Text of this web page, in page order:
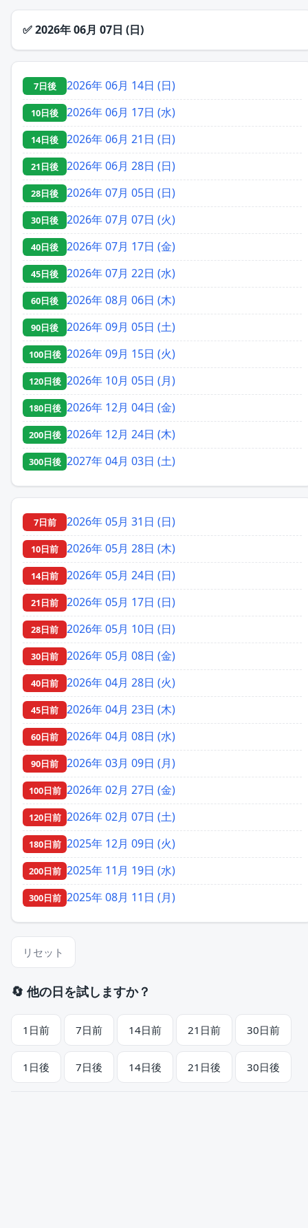
✅2026年 06月 07日 (日)
7日後 2026年 06月 14日 (日)
10日後 2026年 06月 17日 (水)
14日後 2026年 06月 21日 (日)
21日後 2026年 06月 28日 (日)
28日後 2026年 07月 05日 (日)
30日後 2026年 07月 07日 (火)
40日後 2026年 07月 17日 (金)
45日後 2026年 07月 22日 (水)
60日後 2026年 08月 06日 (木)
90日後 2026年 09月 05日 (土)
100日後 2026年 09月 15日 (火)
120日後 2026年 10月 05日 (月)
180日後 2026年 12月 04日 (金)
200日後 2026年 12月 24日 (木)
300日後 2027年 04月 03日 (土)
7日前 2026年 05月 31日 (日)
10日前 2026年 05月 28日 (木)
14日前 2026年 05月 24日 (日)
21日前 2026年 05月 17日 (日)
28日前 2026年 05月 10日 (日)
30日前 2026年 05月 08日 (金)
40日前 2026年 04月 28日 (火)
45日前 2026年 04月 23日 (木)
60日前 2026年 04月 08日 (水)
90日前 2026年 03月 09日 (月)
100日前 2026年 02月 27日 (金)
120日前 2026年 02月 07日 (土)
180日前 2025年 12月 09日 (火)
200日前 2025年 11月 19日 (水)
300日前 2025年 08月 11日 (月)
リセット
🔄 他の日を試しますか？
1日前 7日前 14日前 21日前 30日前
1日後 7日後 14日後 21日後 30日後